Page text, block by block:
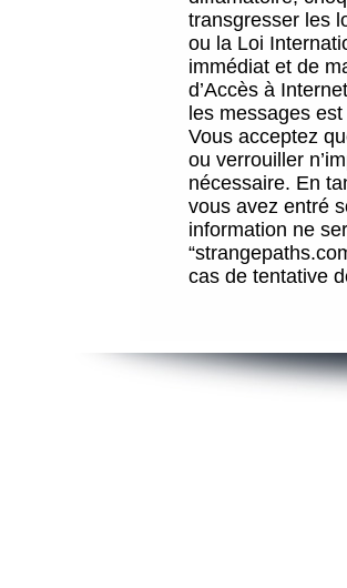
transgresser les
ou la Loi
immédiat et de
d’Accès à
les messages
Vous acceptez
ou verrouiller
nécessaire. En
vous avez entré
information ne
cas de tentative